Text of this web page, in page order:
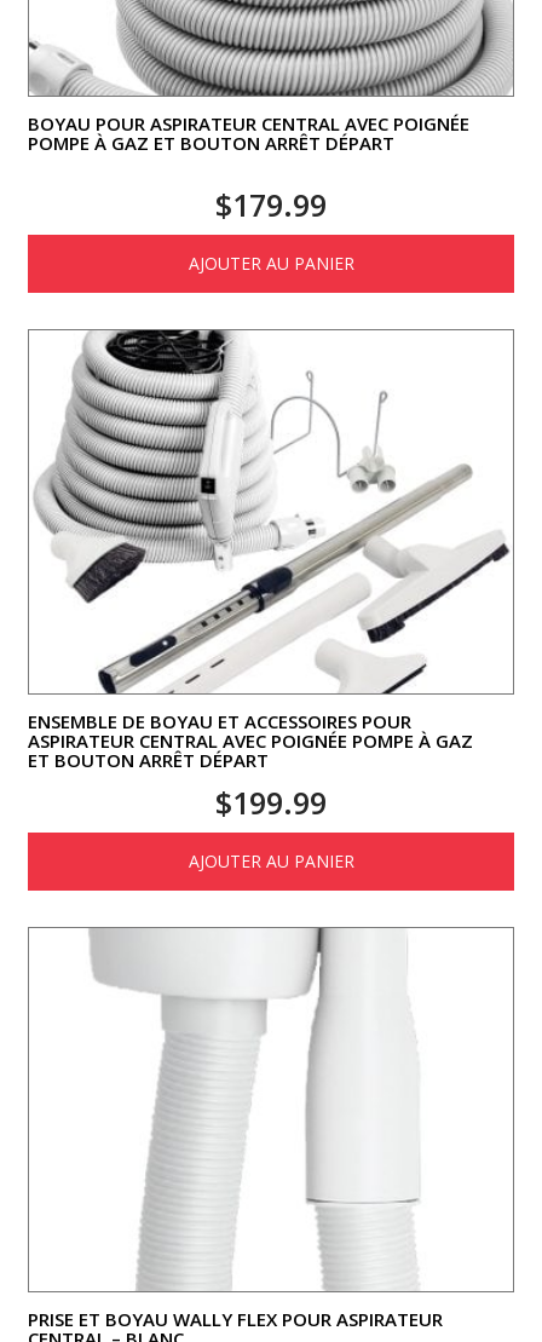
BOYAU POUR ASPIRATEUR CENTRAL AVEC POIGNÉE
POMPE À GAZ ET BOUTON ARRÊT DÉPART
$179.99
AJOUTER AU PANIER
ENSEMBLE DE BOYAU ET ACCESSOIRES POUR
ASPIRATEUR CENTRAL AVEC POIGNÉE POMPE À GAZ
ET BOUTON ARRÊT DÉPART
$199.99
AJOUTER AU PANIER
PRISE ET BOYAU WALLY FLEX POUR ASPIRATEUR